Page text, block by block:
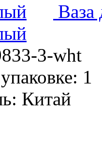
Ваза
3-wht
1
Китай